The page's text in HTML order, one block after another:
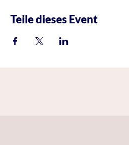
Teile dieses Event